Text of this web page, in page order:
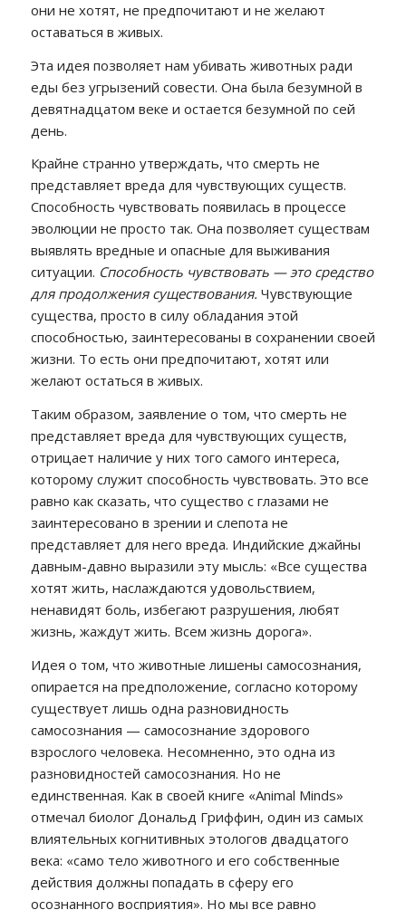
они не хотят, не предпочитают и не желают
оставаться в живых.
Эта идея позволяет нам убивать животных ради
еды без угрызений совести. Она была безумной в
девятнадцатом веке и остается безумной по сей
день.
Крайне странно утверждать, что смерть не
представляет вреда для чувствующих существ.
Способность чувствовать появилась в процессе
эволюции не просто так. Она позволяет существам
выявлять вредные и опасные для выживания
ситуации. Способность чувствовать — это средство
для продолжения существования. Чувствующие
существа, просто в силу обладания этой
способностью, заинтересованы в сохранении своей
жизни. То есть они предпочитают, хотят или
желают остаться в живых.
Таким образом, заявление о том, что смерть не
представляет вреда для чувствующих существ,
отрицает наличие у них того самого интереса,
которому служит способность чувствовать. Это все
равно как сказать, что существо с глазами не
заинтересовано в зрении и слепота не
представляет для него вреда. Индийские джайны
давным-давно выразили эту мысль: «Все существа
хотят жить, наслаждаются удовольствием,
ненавидят боль, избегают разрушения, любят
жизнь, жаждут жить. Всем жизнь дорога».
Идея о том, что животные лишены самосознания,
опирается на предположение, согласно которому
существует лишь одна разновидность
самосознания — самосознание здорового
взрослого человека. Несомненно, это одна из
разновидностей самосознания. Но не
единственная. Как в своей книге «Animal Minds»
отмечал биолог Дональд Гриффин, один из самых
влиятельных когнитивных этологов двадцатого
века: «само тело животного и его собственные
действия должны попадать в сферу его
осознанного восприятия». Но мы все равно